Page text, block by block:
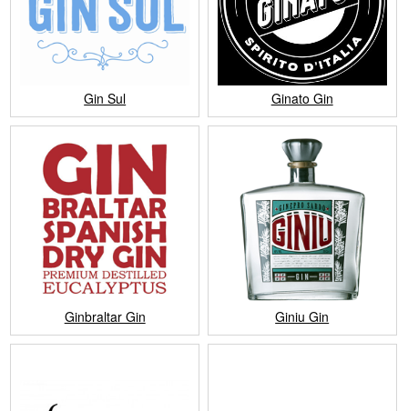
Gin Sul Ginato Gin
Ginbraltar Gin Giniu Gin